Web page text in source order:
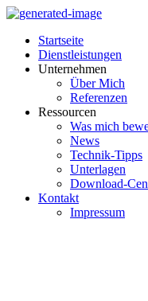
Startseite
Dienstleistungen
Unternehmen
Über Mich
Referenzen
Ressourcen
Was mich
News
Technik-Tipps
Unterlagen
Download-
Kontakt
Impressum